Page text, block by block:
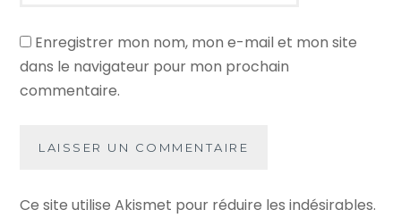
Enregistrer mon nom, mon e-mail et mon site
dans le navigateur pour mon prochain
commentaire.
Ce site utilise Akismet pour réduire les indésirables.